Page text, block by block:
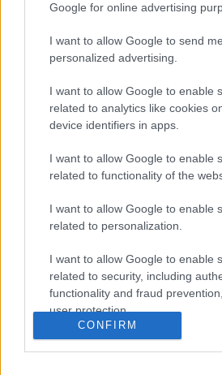
Google for online advertising
I want to allow Google to send me
personalized advertising.
I want to allow Google to enable
related to analytics like cookies
device identifiers in apps.
I want to allow Google to enable
related to functionality of the
I want to allow Google to enable
related to personalization.
I want to allow Google to enable
related to security, including
functionality and fraud
user protection.
CONFIRM
Indul a diákok
erősítő Pénz7
gyorsabb és
Több mint 40
fennakadás